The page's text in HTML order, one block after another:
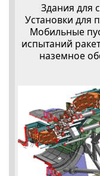
Здания для
Установки для
Мобильные
испытаний
наземное